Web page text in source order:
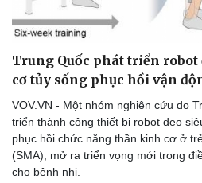
Doanh nghiệp
Doanh nghiệp 24h
Doanh nhân
Vì cộng đồng
Trung Quốc phát triển robot
cơ tủy sống phục hồi vận
VOV.VN - Một nhóm nghiên cứu do
triển thành công thiết bị robot đeo
phục hồi chức năng thần kinh cơ ở
(SMA), mở ra triển vọng mới trong
cho bệnh nhi.